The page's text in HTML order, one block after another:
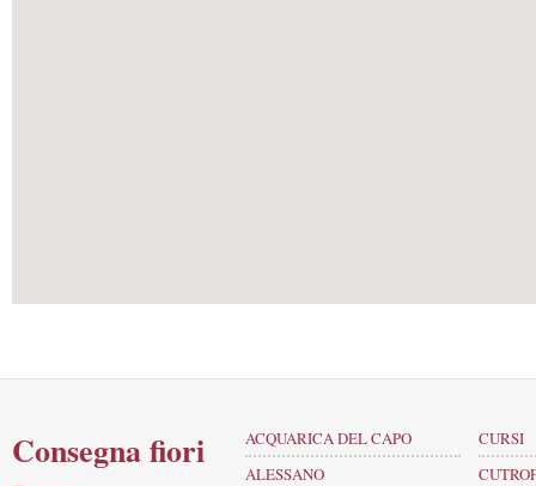
Consegna fiori
ACQUARICA DEL CAPO
ALESSANO
CURSI